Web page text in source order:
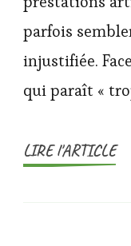
parfois
injustifiée.
qui paraît «
LIRE l'ARTICLE